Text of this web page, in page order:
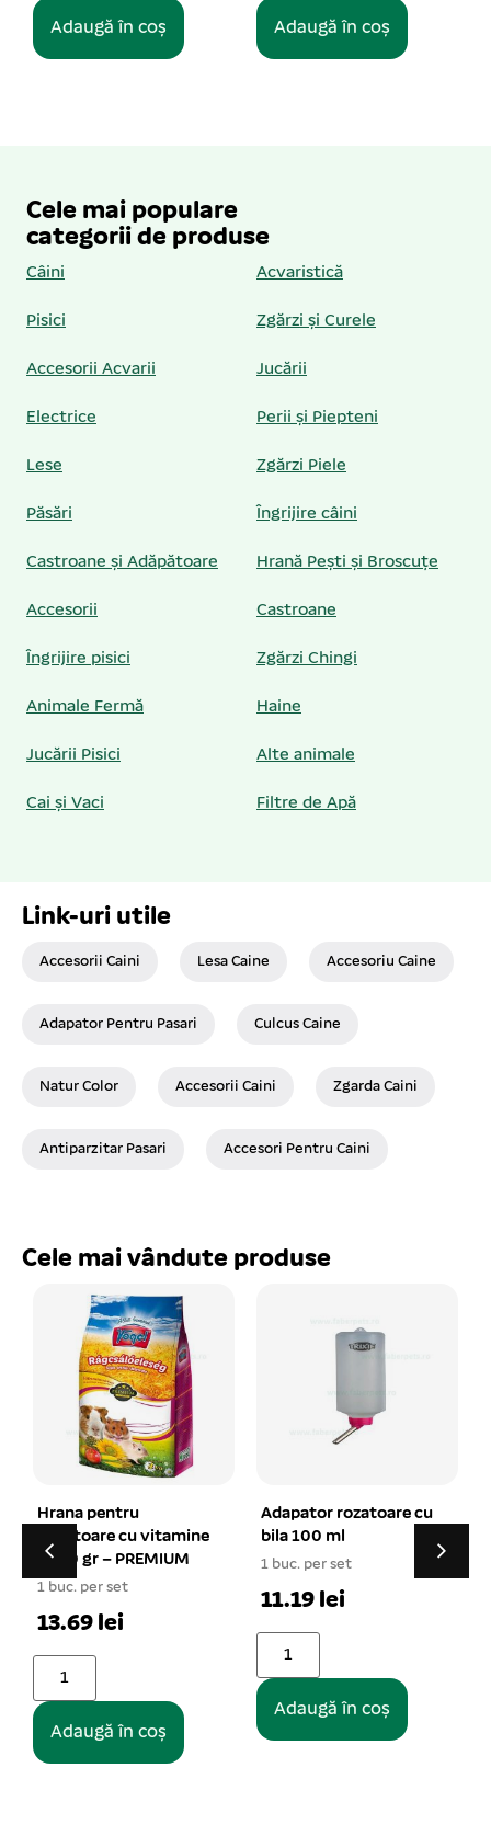
Adaugă în coș
Cele mai populare
categorii de produse
Câini Acvaristică
Pisici Zgărzi și Curele
Accesorii Acvarii Jucării
Electrice Perii și Piepteni
Lese Zgărzi Piele
Păsări Îngrijire câini
Castroane și Adăpătoare Hrană Pești și Broscuțe
Accesorii Castroane
Îngrijire pisici Zgărzi Chingi
Animale Fermă Haine
Jucării Pisici Alte animale
Cai și Vaci Filtre de Apă
Link-uri utile
Accesorii Caini Lesa Caine Accesoriu Caine
Adapator Pentru Pasari Culcus Caine
Natur Color Accesorii Caini Zgarda Caini
Antiparzitar Pasari Accesori Pentru Caini
Cele mai vândute produse
Adapator rozatoare cu
bila 100 ml
1 buc. per set
11.19 lei
Adaugă în coș
Roata de alergare
pentru rozatoare 15
cm
1 buc. per set
Adaugă în coș